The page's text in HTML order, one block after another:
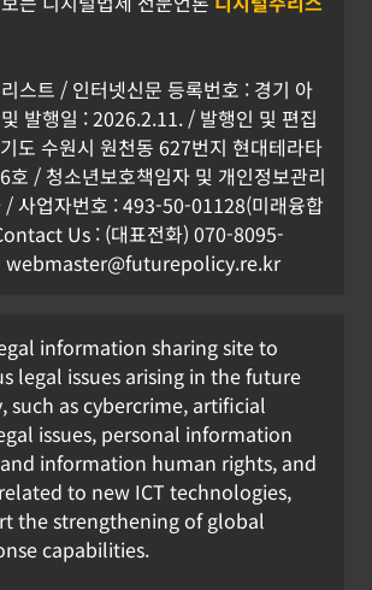
스트 / 인터넷신문 등록번호 : 경기 아
발행일 : 2026.2.11. / 발행인 및 편집
도 수원시 원천동 627번지 현대테라타
호 / 청소년보호책임자 및 개인정보관리
/ 사업자번호 : 493-50-01128(미래융합
Us : (대표전화) 070-8095-
webmaster@futurepolicy.re.kr
information sharing site to
legal issues arising in the future
such as cybercrime, artificial
issues, personal information
information human rights, and
to new ICT technologies,
the strengthening of global
capabilities.